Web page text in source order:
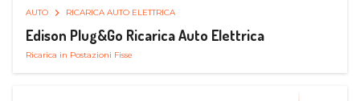
AUTO RICARICA AUTO ELETTRICA
Edison Plug&Go Ricarica Auto Elettrica
Ricarica in Postazioni Fisse